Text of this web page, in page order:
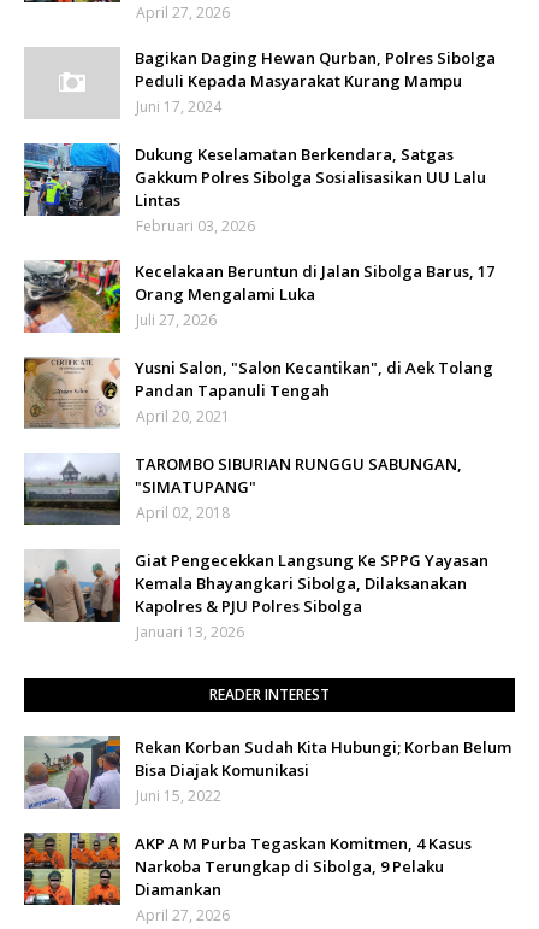
April 27, 2026
Bagikan Daging Hewan Qurban, Polres Sibolga
Peduli Kepada Masyarakat Kurang Mampu
Juni 17, 2024
Dukung Keselamatan Berkendara, Satgas
Gakkum Polres Sibolga Sosialisasikan UU Lalu
Lintas
Februari 03, 2026
Kecelakaan Beruntun di Jalan Sibolga Barus, 17
Orang Mengalami Luka
Juli 27, 2026
Yusni Salon, "Salon Kecantikan", di Aek Tolang
Pandan Tapanuli Tengah
April 20, 2021
TAROMBO SIBURIAN RUNGGU SABUNGAN,
"SIMATUPANG"
April 02, 2018
Giat Pengecekkan Langsung Ke SPPG Yayasan
Kemala Bhayangkari Sibolga, Dilaksanakan
Kapolres & PJU Polres Sibolga
Januari 13, 2026
READER INTEREST
Rekan Korban Sudah Kita Hubungi; Korban Belum
Bisa Diajak Komunikasi
Juni 15, 2022
AKP A M Purba Tegaskan Komitmen, 4 Kasus
Narkoba Terungkap di Sibolga, 9 Pelaku
Diamankan
April 27, 2026